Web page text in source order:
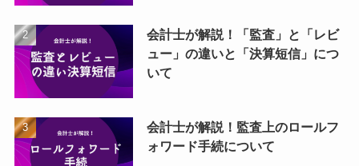
会計士が解説！「監査」と「レビ
ュー」の違いと「決算短信」につ
いて
会計士が解説！監査上のロールフ
ォワード手続について